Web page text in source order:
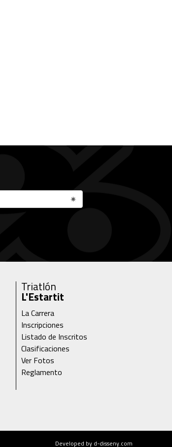
Triatlón
L'Estartit
La Carrera
Inscripciones
Listado de Inscritos
Clasificaciones
Ver Fotos
Reglamento
Developed by d-disseny.com